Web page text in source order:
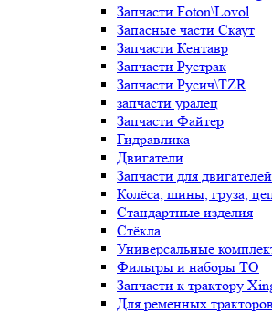
Запчасти Foton\Lovol
Запасные части Скаут
Запчасти Кентавр
Запчасти Рустрак
Запчасти Русич\TZR
запчасти уралец
Запчасти Файтер
Гидравлика
Двигатели
Запчасти для двигателей
Колёса, шины, груза,
Стандартные изделия
Стёкла
Универсальные
Фильтры и наборы ТО
Запчасти к трактору
Для ременных тракторов